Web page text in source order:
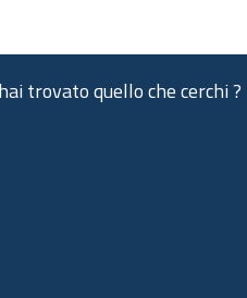
trovato quello che cerchi ?